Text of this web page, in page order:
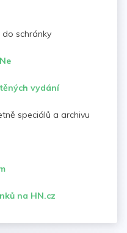
schránky
vydání
speciálů a archivu
na HN.cz